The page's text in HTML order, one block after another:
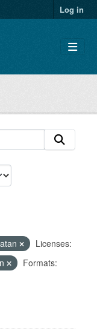
Log in
Licenses:
Formats: